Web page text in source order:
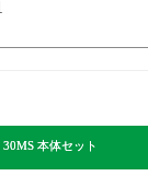
30MS 本体セット